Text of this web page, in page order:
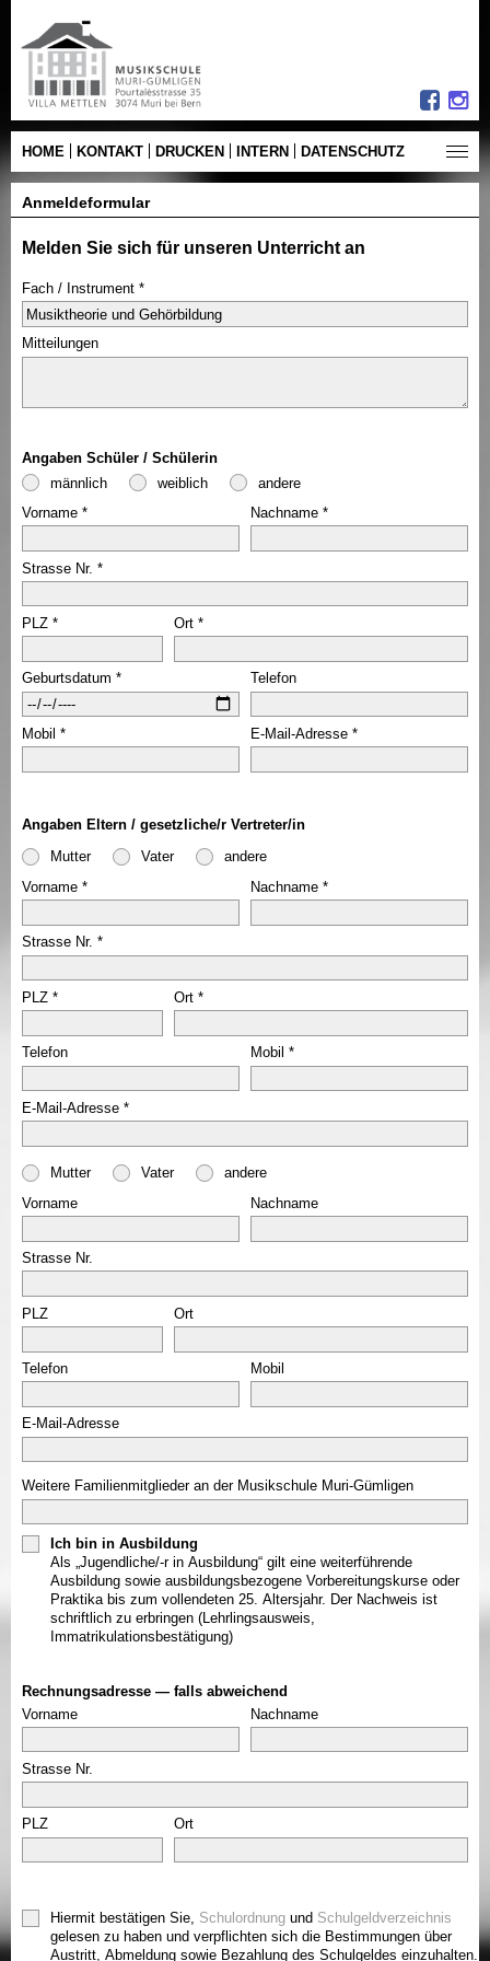
HOME KONTAKT DRUCKEN INTERN DATENSCHUTZ
Anmeldeformular
Melden Sie sich für unseren Unterricht an
Fach / Instrument
Mitteilungen
Angaben Schüler / Schülerin
männlich
weiblich
andere
Vorname
Nachname
Strasse Nr.
PLZ Ort
Geburtsdatum Telefon
Mobil E-Mail-Adresse
Angaben Eltern / gesetzliche/r Vertreter/in
Mutter
Vater
andere
Vorname
Nachname
Strasse Nr.
PLZ Ort
Telefon Mobil
E-Mail-Adresse
Mutter Vater
andere
Vorname
Nachname
Strasse Nr.
PLZ Ort
Telefon Mobil
E-Mail-Adresse
Weitere Familienmitglieder an der Musikschule Muri-Gümligen
Ich bin in Ausbildung
Als „Jugendliche/-r in Ausbildung“ gilt eine weiterführende
Ausbildung sowie ausbildungsbezogene Vorbereitungskurse oder
Praktika bis zum vollendeten 25. Altersjahr. Der Nachweis ist
schriftlich zu erbringen (Lehrlingsausweis,
Immatrikulationsbestätigung)
Rechnungsadresse — falls abweichend
Vorname
Nachname
Strasse Nr.
PLZ Ort
Hiermit bestätigen Sie, Schulordnung und Schulgeldverzeichnis
gelesen zu haben und verpflichten sich die Bestimmungen über
Austritt, Abmeldung sowie Bezahlung des Schulgeldes einzuhalten.